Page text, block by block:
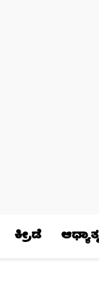
ಕ್ರೀಡೆ ಆಧ್ಯಾತ್ಮ